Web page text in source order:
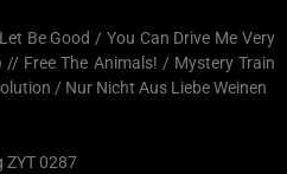
Be Good / You Can Drive Me Very
// Free The Animals! / Mystery Train
/ Nur Nicht Aus Liebe Weinen
ZYT 0287